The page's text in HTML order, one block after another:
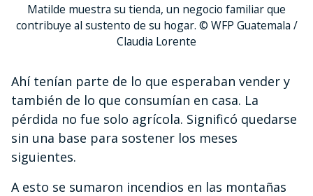
Matilde muestra su tienda, un negocio familiar que
contribuye al sustento de su hogar. © WFP Guatemala /
Claudia Lorente
Ahí tenían parte de lo que esperaban vender y
también de lo que consumían en casa. La
pérdida no fue solo agrícola. Significó quedarse
sin una base para sostener los meses
siguientes.
A esto se sumaron incendios en las montañas